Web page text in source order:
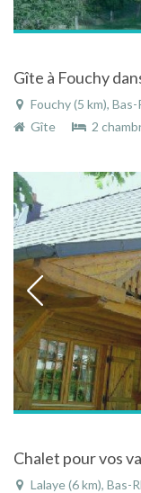
Fouchy (5 km),
Gîte
2
Lalaye (6 km), Bas-